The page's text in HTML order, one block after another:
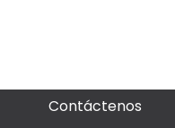
Contáctenos